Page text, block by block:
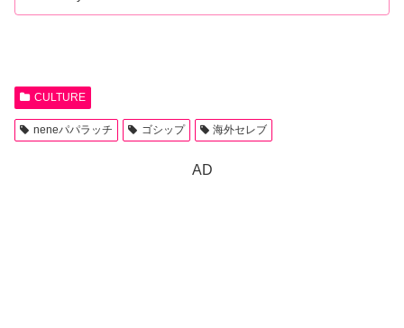
CULTURE
neneパパラッチ ゴシップ 海外セレブ
AD